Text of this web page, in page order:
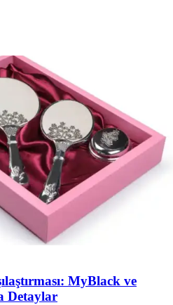
MyBlack ve
Detaylar